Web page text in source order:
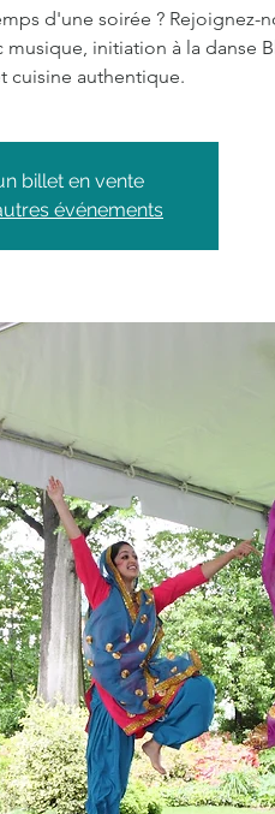
d'une soirée ? Rejoignez-
initiation à la danse
cuisine authentique.
billet en vente
événements